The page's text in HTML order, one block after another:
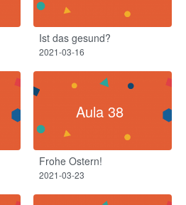
Ist das gesund?
2021-03-16
Aula 38
Frohe Ostern!
2021-03-23